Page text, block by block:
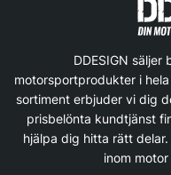
DDESIGN
motorsportprodukter i
sortiment erbjuder vi dig
prisbelönta kundtjänst
hjälpa dig hitta rätt
inom